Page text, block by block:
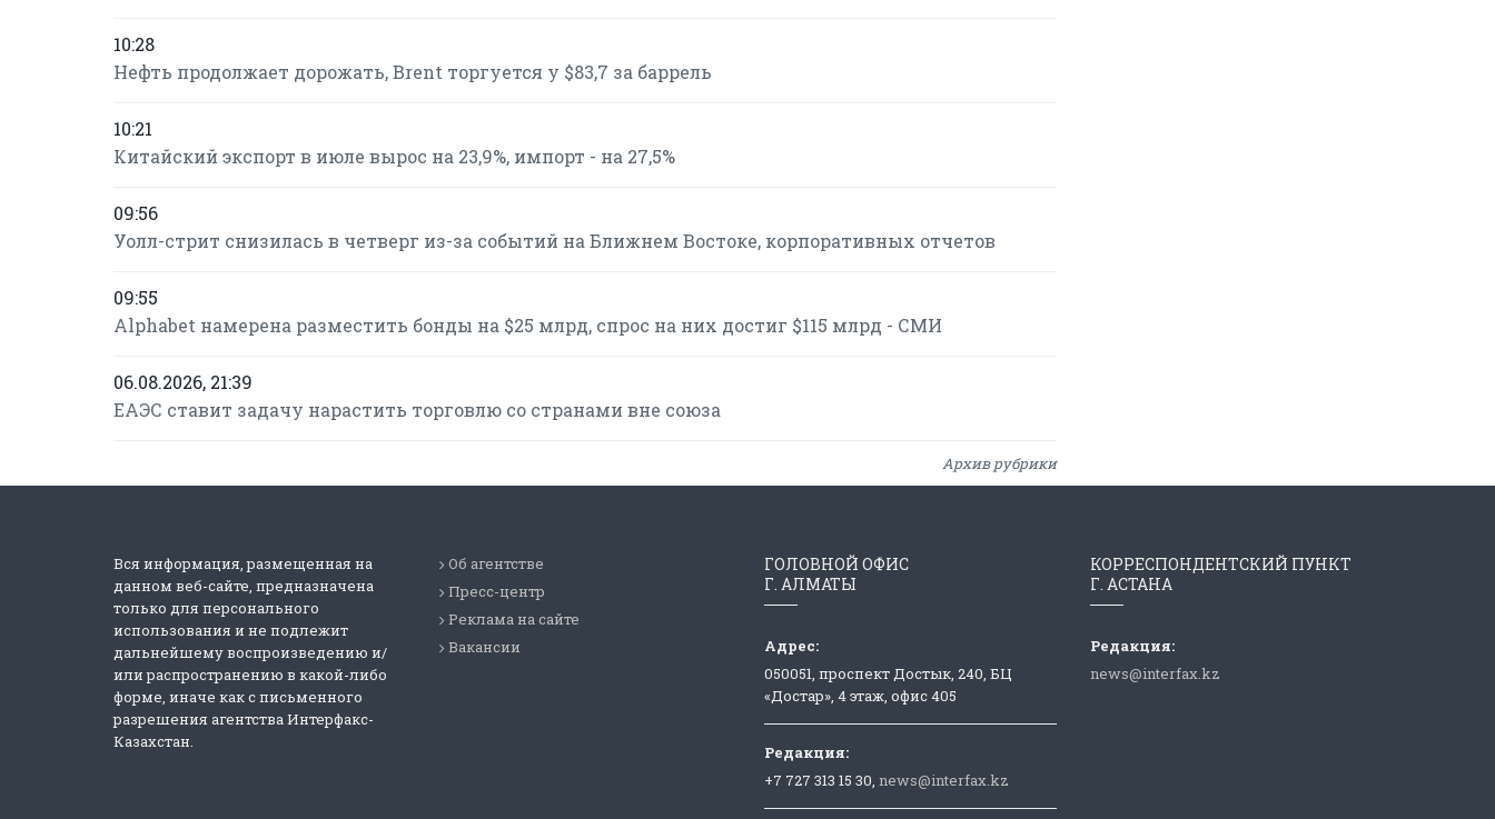
10:28
Нефть продолжает дорожать, Brent торгуется у $83,7 за баррель
10:21
Китайский экспорт в июле вырос на 23,9%, импорт - на 27,5%
09:56
Уолл-стрит снизилась в четверг из-за событий на Ближнем Востоке, корпоративных отчетов
09:55
Alphabet намерена разместить бонды на $25 млрд, спрос на них достиг $115 млрд - СМИ
06.08.2026, 21:39
ЕАЭС ставит задачу нарастить торговлю со странами вне союза
Архив рубрики
Вся информация, размещенная на
данном веб-сайте, предназначена
только для персонального
использования и не подлежит
дальнейшему воспроизведению и/
или распространению в какой-либо
форме, иначе как с письменного
разрешения агентства Интерфакс-
Казахстан.
Об агентстве
Пресс-центр
Реклама на сайте
Вакансии
ГОЛОВНОЙ ОФИС
Г. АЛМАТЫ
Адрес:
050051, проспект Достык, 240, БЦ
«Достар», 4 этаж, офис 405
Редакция:
+7 727 313 15 30, news@interfax.kz
КОРРЕСПОНДЕНТСКИЙ ПУНКТ
Г. АСТАНА
Редакция:
news@interfax.kz